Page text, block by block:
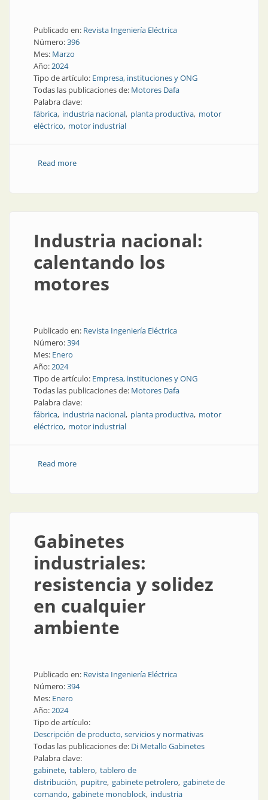
Publicado en: Revista Ingeniería Eléctrica
Número:396
Mes: Marzo
Año:2024
Tipo de artículo: Empresa, instituciones y ONG
Todas las publicaciones de: Motores Dafa
Palabra clave:
fábrica industria nacional planta productiva motor
eléctrico motor industrial
Read moreabout Motores eléctricos, ¿cómo se hacen?
Industria nacional:
calentando los
motores
Publicado en: Revista Ingeniería Eléctrica
Número:394
Mes: Enero
Año:2024
Tipo de artículo: Empresa, instituciones y ONG
Todas las publicaciones de: Motores Dafa
Palabra clave:
fábrica industria nacional planta productiva motor
eléctrico motor industrial
Read moreabout Industria nacional: calentando los motores
Gabinetes
industriales:
resistencia y solidez
en cualquier
ambiente
Publicado en: Revista Ingeniería Eléctrica
Número:394
Mes: Enero
Año:2024
Tipo de artículo:
Descripción de producto, servicios y normativas
Todas las publicaciones de: Di Metallo Gabinetes
Palabra clave:
gabinete tablero tablero de
distribución pupitre gabinete petrolero gabinete de
comando gabinete monoblock industria